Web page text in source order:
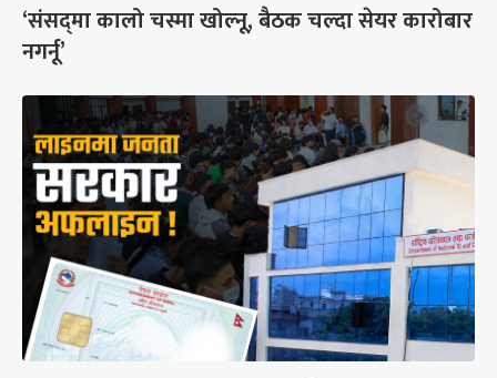
‘संसद्‍मा कालो चस्मा खोल्नू, बैठक चल्दा सेयर कारोबार
नगर्नू’